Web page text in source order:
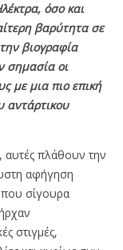
όσο και
βαρύτητα σε
βιογραφία
σημασία οι
με μια πιο επική
αντάρτικου
αυτές πλάθουν την
αφήγηση
σίγουρα
στιγμές,